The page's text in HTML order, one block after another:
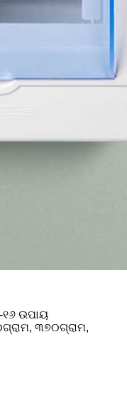
୧୬ ଉପାୟ
୩୭୦ଗ୍ରାମ,